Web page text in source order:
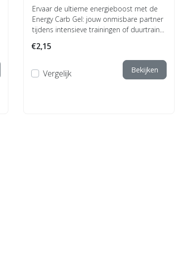
Ervaar de ultieme energieboost met de
Energy Carb Gel: jouw onmisbare partner
tijdens intensieve trainingen of duurtrain...
€2,15
Vergelijk Bekijken